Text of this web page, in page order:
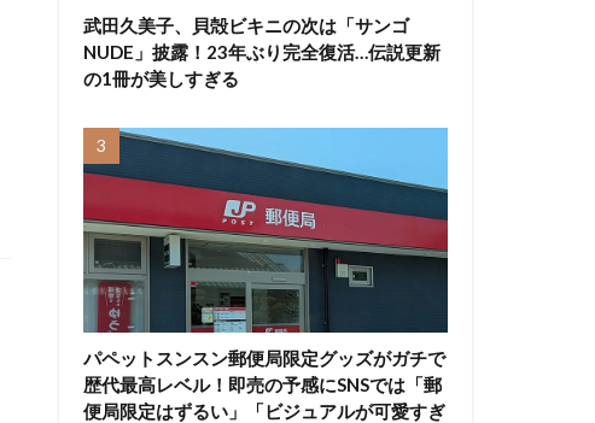
武田久美子、貝殻ビキニの次は「サンゴ
NUDE」披露！23年ぶり完全復活…伝説更新
の1冊が美しすぎる
パペットスンスン郵便局限定グッズがガチで
歴代最高レベル！即売の予感にSNSでは「郵
便局限定はずるい」「ビジュアルが可愛すぎ